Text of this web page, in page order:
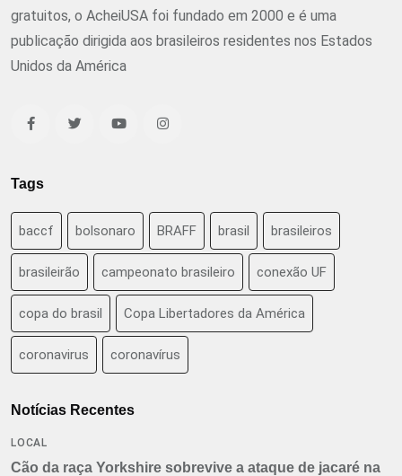
gratuitos, o AcheiUSA foi fundado em 2000 e é uma
publicação dirigida aos brasileiros residentes nos Estados
Unidos da América
Tags
baccf bolsonaro BRAFF brasil brasileiros
brasileirão campeonato brasileiro conexão UF
copa do brasil Copa Libertadores da América
coronavirus coronavírus
Notícias Recentes
LOCAL
Cão da raça Yorkshire sobrevive a ataque de jacaré na